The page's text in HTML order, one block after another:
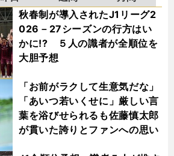
秋春制が導入されたJ1リーグ2
026－27シーズンの行方はい
かに!? ５人の識者が全順位を
大胆予想
「お前がラクして生意気だな」
「あいつ若いくせに」厳しい言
葉を浴びせられるも佐藤慎太郎
が貫いた誇りとファンへの思い